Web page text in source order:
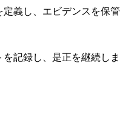
義し、エビデンスを保管
記録し、是正を継続しま